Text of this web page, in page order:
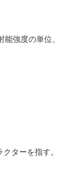
強度の単位、
ターを指す。